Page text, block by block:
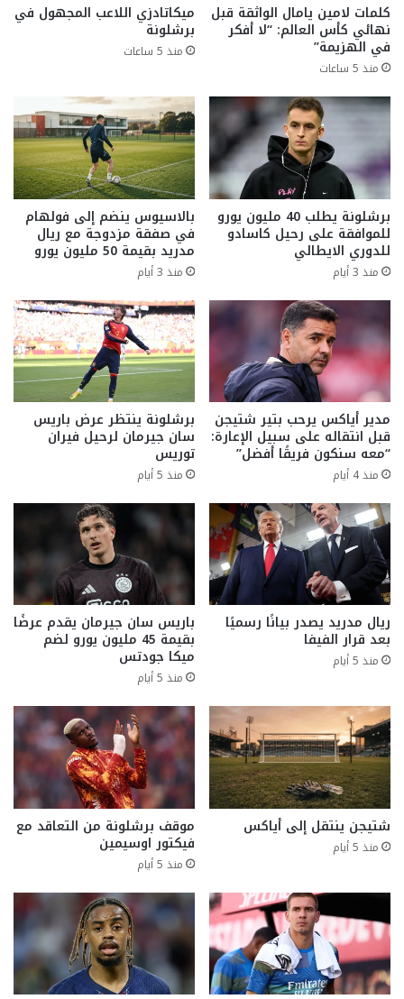
كلمات لامين يامال الواثقة قبل
نهائي كأس العالم: “لا أفكر
في الهزيمة”
منذ 5 ساعات
ميكاتادزي اللاعب المجهول في
برشلونة
منذ 5 ساعات
برشلونة يطلب 40 مليون يورو
للموافقة على رحيل كاسادو
للدوري الايطالي
منذ 3 أيام
بالاسيوس ينضم إلى فولهام
في صفقة مزدوجة مع ريال
مدريد بقيمة 50 مليون يورو
منذ 3 أيام
مدير أياكس يرحب بتير شتيجن
قبل انتقاله على سبيل الإعارة:
“معه سنكون فريقًا أفضل”
منذ 4 أيام
برشلونة ينتظر عرض باريس
سان جيرمان لرحيل فيران
توريس
منذ 5 أيام
ريال مدريد يصدر بيانًا رسميًا
بعد قرار الفيفا
منذ 5 أيام
باريس سان جيرمان يقدم عرضًا
بقيمة 45 مليون يورو لضم
ميكا جودتس
منذ 5 أيام
شتيجن ينتقل إلى أياكس
منذ 5 أيام
موقف برشلونة من التعاقد مع
فيكتور اوسيمين
منذ 5 أيام